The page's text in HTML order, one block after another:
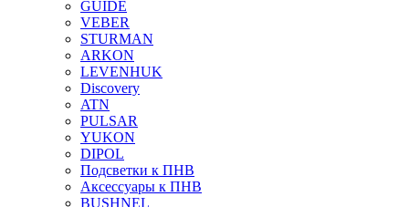
GUIDE
VEBER
STURMAN
ARKON
LEVENHUK
Discovery
ATN
PULSAR
YUKON
DIPOL
Подсветки к ПНВ
Аксессуары к ПНВ
BUSHNEL